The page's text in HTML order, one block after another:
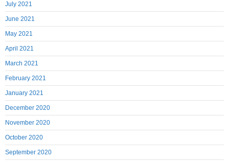
July 2021
June 2021
May 2021
April 2021
March 2021
February 2021
January 2021
December 2020
November 2020
October 2020
September 2020